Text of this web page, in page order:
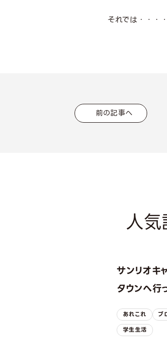
それでは・・・・
前の記事へ
人
サンリオキ
タウンへ行
あれこれ ブ
学生生活